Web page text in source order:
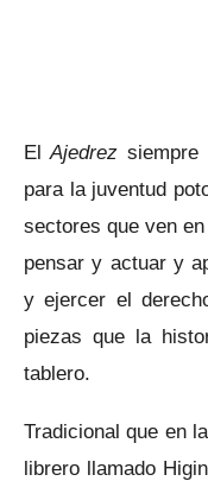
ElAjedrez siempre
para la juventud
sectores que ven
pensar y actuar y
y ejercer el
piezas que la
tablero.
Tradicional que en
librero llamado